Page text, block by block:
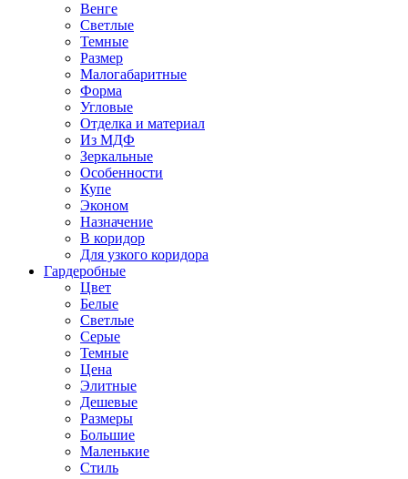
Венге
Светлые
Темные
Размер
Малогабаритные
Форма
Угловые
Отделка и материал
Из МДФ
Зеркальные
Особенности
Купе
Эконом
Назначение
В коридор
Для узкого коридора
Гардеробные
Цвет
Белые
Светлые
Серые
Темные
Цена
Элитные
Дешевые
Размеры
Большие
Маленькие
Стиль